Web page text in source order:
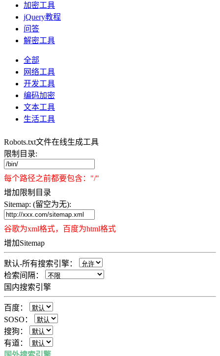
加密工具
jQuery教程
问答
解密工具
全部
网络工具
开发工具
编码加密
文本工具
生活工具
Robots.txt文件在线生成工具
限制目录:
每个路径之前都要包含："/"
增加限制目录
Sitemap: (留空为无):
谷歌为xml格式，百度为html格式
增加Sitemap
默认-所有搜索引擎：
检索间隔：
国内搜索引擎
百度：
SOSO：
搜狗：
有道：